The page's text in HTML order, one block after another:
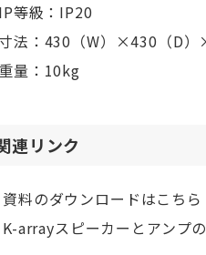
IP等級：IP20
法：430（W）×430（D
重量：10kg
連リンク
資料のダウンロードはこちら
K-arrayスピーカーとアンプ